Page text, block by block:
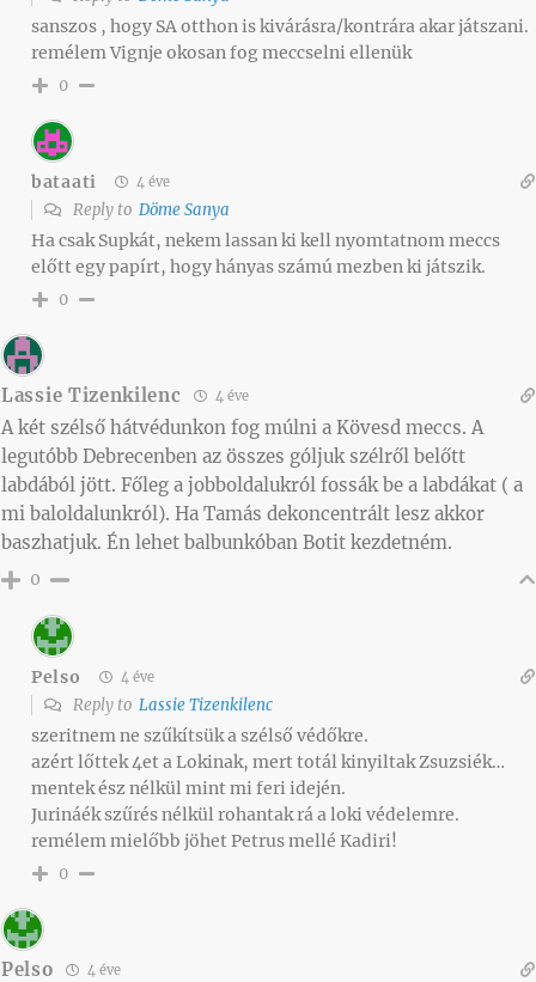
sanszos , hogy SA otthon is kivárásra/kontrára akar játszani.
remélem Vignje okosan fog meccselni ellenük
0
bataati 4 éve
Reply to Döme Sanya
Ha csak Supkát, nekem lassan ki kell nyomtatnom meccs
előtt egy papírt, hogy hányas számú mezben ki játszik.
0
Lassie Tizenkilenc 4 éve
A két szélső hátvédunkon fog múlni a Kövesd meccs. A
legutóbb Debrecenben az összes góljuk szélről belőtt
labdából jött. Főleg a jobboldalukról fossák be a labdákat ( a
mi baloldalunkról). Ha Tamás dekoncentrált lesz akkor
baszhatjuk. Én lehet balbunkóban Botit kezdetném.
0
Pelso 4 éve
Reply to Lassie Tizenkilenc
szeritnem ne szűkítsük a szélső védőkre.
azért lőttek 4et a Lokinak, mert totál kinyiltak Zsuzsiék…
mentek ész nélkül mint mi feri idején.
Jurináék szűrés nélkül rohantak rá a loki védelemre.
remélem mielőbb jöhet Petrus mellé Kadiri!
0
Pelso 4 éve